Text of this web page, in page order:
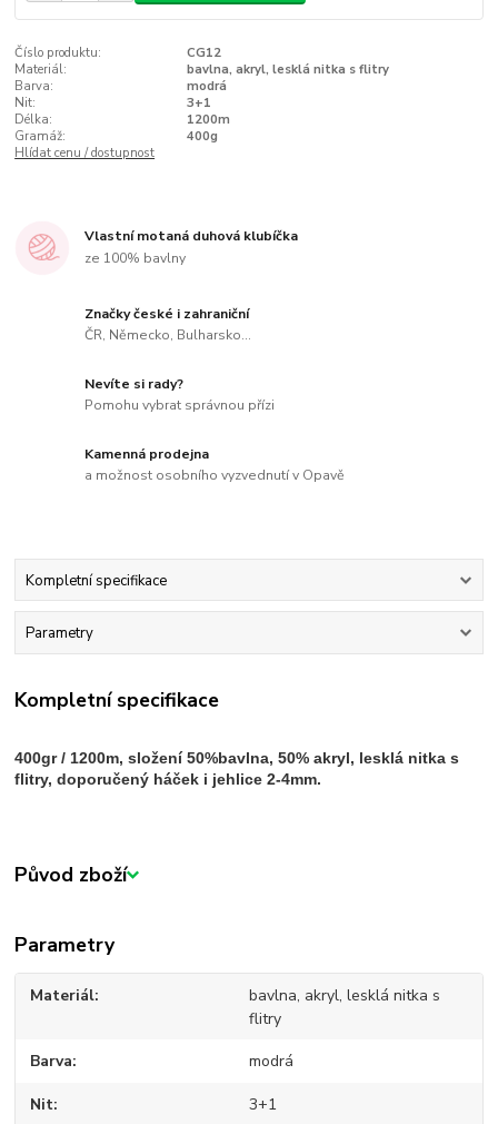
Číslo produktu:
CG12
Materiál:
bavlna, akryl, lesklá nitka s flitry
Barva:
modrá
Nit:
3+1
Délka:
1200m
Gramáž:
400g
Hlídat cenu / dostupnost
Vlastní motaná duhová klubíčka
ze 100% bavlny
Značky české i zahraniční
ČR, Německo, Bulharsko...
Nevíte si rady?
Pomohu vybrat správnou přízi
Kamenná prodejna
a možnost osobního vyzvednutí v Opavě
Kompletní specifikace
Parametry
Kompletní specifikace
400gr / 1200m, složení 50%bavlna, 50% akryl, lesklá nitka s
flitry, doporučený háček i jehlice 2-4mm.
Původ zboží
Parametry
Materiál
bavlna, akryl, lesklá nitka s
flitry
Barva modrá
Nit 3+1